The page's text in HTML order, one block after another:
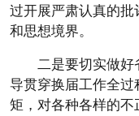
过开展严肃认真的
和思想境界。
二是要切实做好
导贯穿换届工作全
矩，对各种各样的不